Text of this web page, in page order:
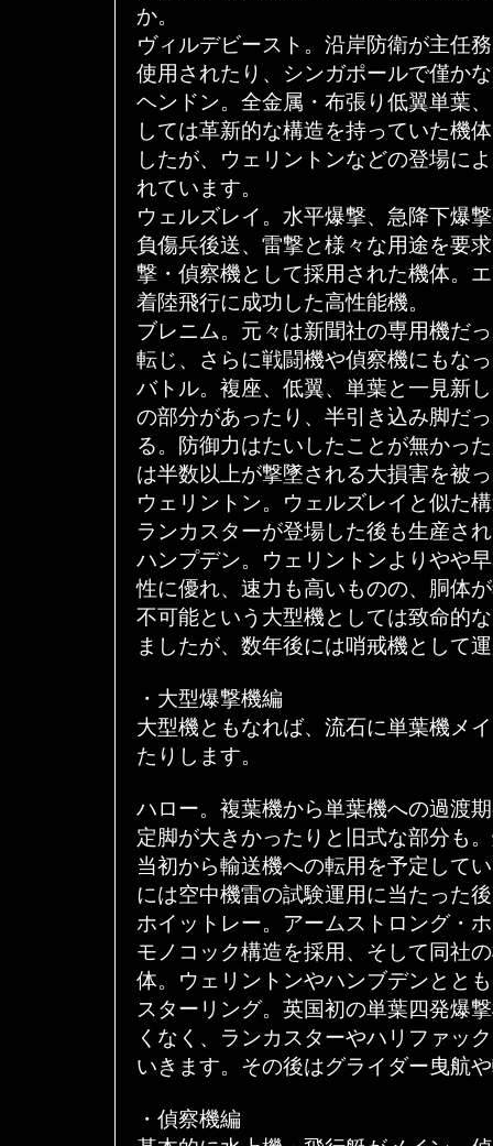
か。
ヴィルデビースト。沿岸防衛が主任
使用されたり、シンガポールで僅か
ヘンドン。全金属・布張り低翼単葉
しては革新的な構造を持っていた機
したが、ウェリントンなどの登場に
れています。
ウェルズレイ。水平爆撃、急降下爆
負傷兵後送、雷撃と様々な用途を要
撃・偵察機として採用された機体。
着陸飛行に成功した高性能機。
ブレニム。元々は新聞社の専用機だ
転じ、さらに戦闘機や偵察機にもな
バトル。複座、低翼、単葉と一見新
の部分があったり、半引き込み脚だ
る。防御力はたいしたことが無かっ
は半数以上が撃墜される大損害を被
ウェリントン。ウェルズレイと似た
ランカスターが登場した後も生産さ
ハンプデン。ウェリントンよりやや
性に優れ、速力も高いものの、胴体
不可能という大型機としては致命的
ましたが、数年後には哨戒機として
・大型爆撃機編
大型機ともなれば、流石に単葉機メ
たりします。
ハロー。複葉機から単葉機への過渡
定脚が大きかったりと旧式な部分も
当初から輸送機への転用を予定して
には空中機雷の試験運用に当たった
ホイットレー。アームストロング・
モノコック構造を採用、そして同社
体。ウェリントンやハンブデンとと
スターリング。英国初の単葉四発爆
くなく、ランカスターやハリファッ
いきます。その後はグライダー曳航
・偵察機編